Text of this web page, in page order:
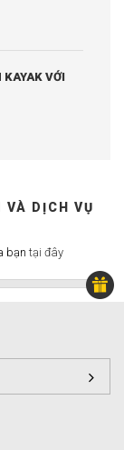
VỚI
VÀ DỊCH VỤ
bạn tại đây